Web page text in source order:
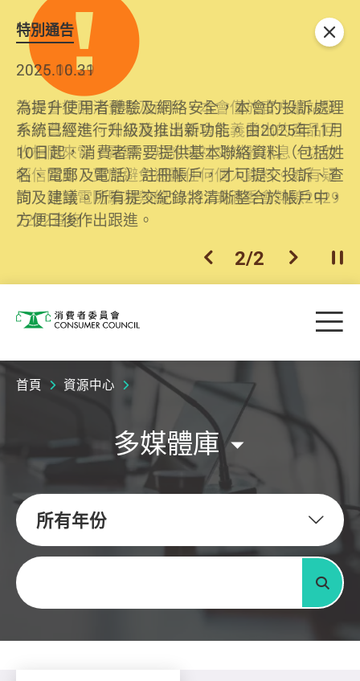
特別通告
2026.06.29
消委會提醒消費者及商戶，本會僅於官方網站發
布消費警示。如接獲以消委會名義發出的產品回
收相關來電、電郵、短訊或社交媒體訊息，切勿
輕信回應，更應避免透露任何個人資料。如有疑
問，請致電防騙易熱線18222或消委會熱線2929
2222查詢。
2025.10.31
為提升使用者體驗及網絡安全，本會的投訴處理
系統已經進行升級及推出新功能。由2025年11月
10日起，消費者需要提供基本聯絡資料（包括姓
名、電郵及電話）註冊帳戶，才可提交投訴、查
詢及建議。所有提交紀錄將清晰整合於帳戶中，
方便日後作出跟進。
上一個
2/2 下一個開
關閉
消費者委員會 目
首頁 資源中心
多媒體庫
所有年份
關鍵字
搜尋